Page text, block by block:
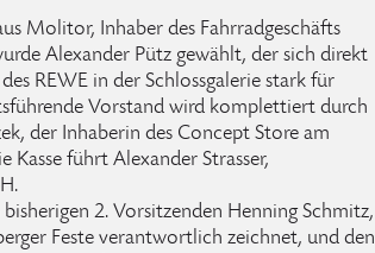
Molitor, Inhaber des Fahrradgeschäfts
Alexander Pütz gewählt, der sich direkt
REWE in der Schlossgalerie stark für
Vorstand wird komplettiert durch
der Inhaberin des Concept Store am
Kasse führt Alexander Strasser,
2. Vorsitzenden Henning Schmitz,
Feste verantwortlich zeichnet, und den